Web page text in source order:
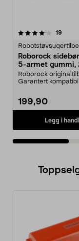
19
Roborock
5-armet gummi,
Roborock
Garantert
199,90
Legg i
5.0av 5